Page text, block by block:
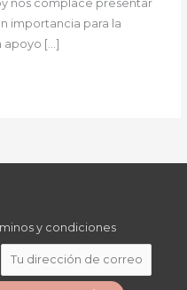
nos complace presentar
importancia para la
apoyo […]
y condiciones